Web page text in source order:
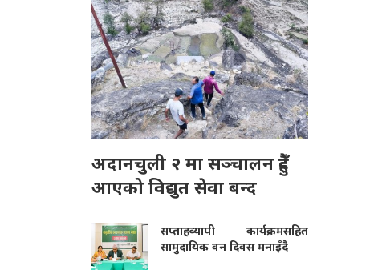
अदानचुली २ मा सञ्चालन हुँदै
आएको विद्युत सेवा बन्द
सप्ताहव्यापी कार्यक्रमसहित
सामुदायिक वन दिवस मनाइँदै